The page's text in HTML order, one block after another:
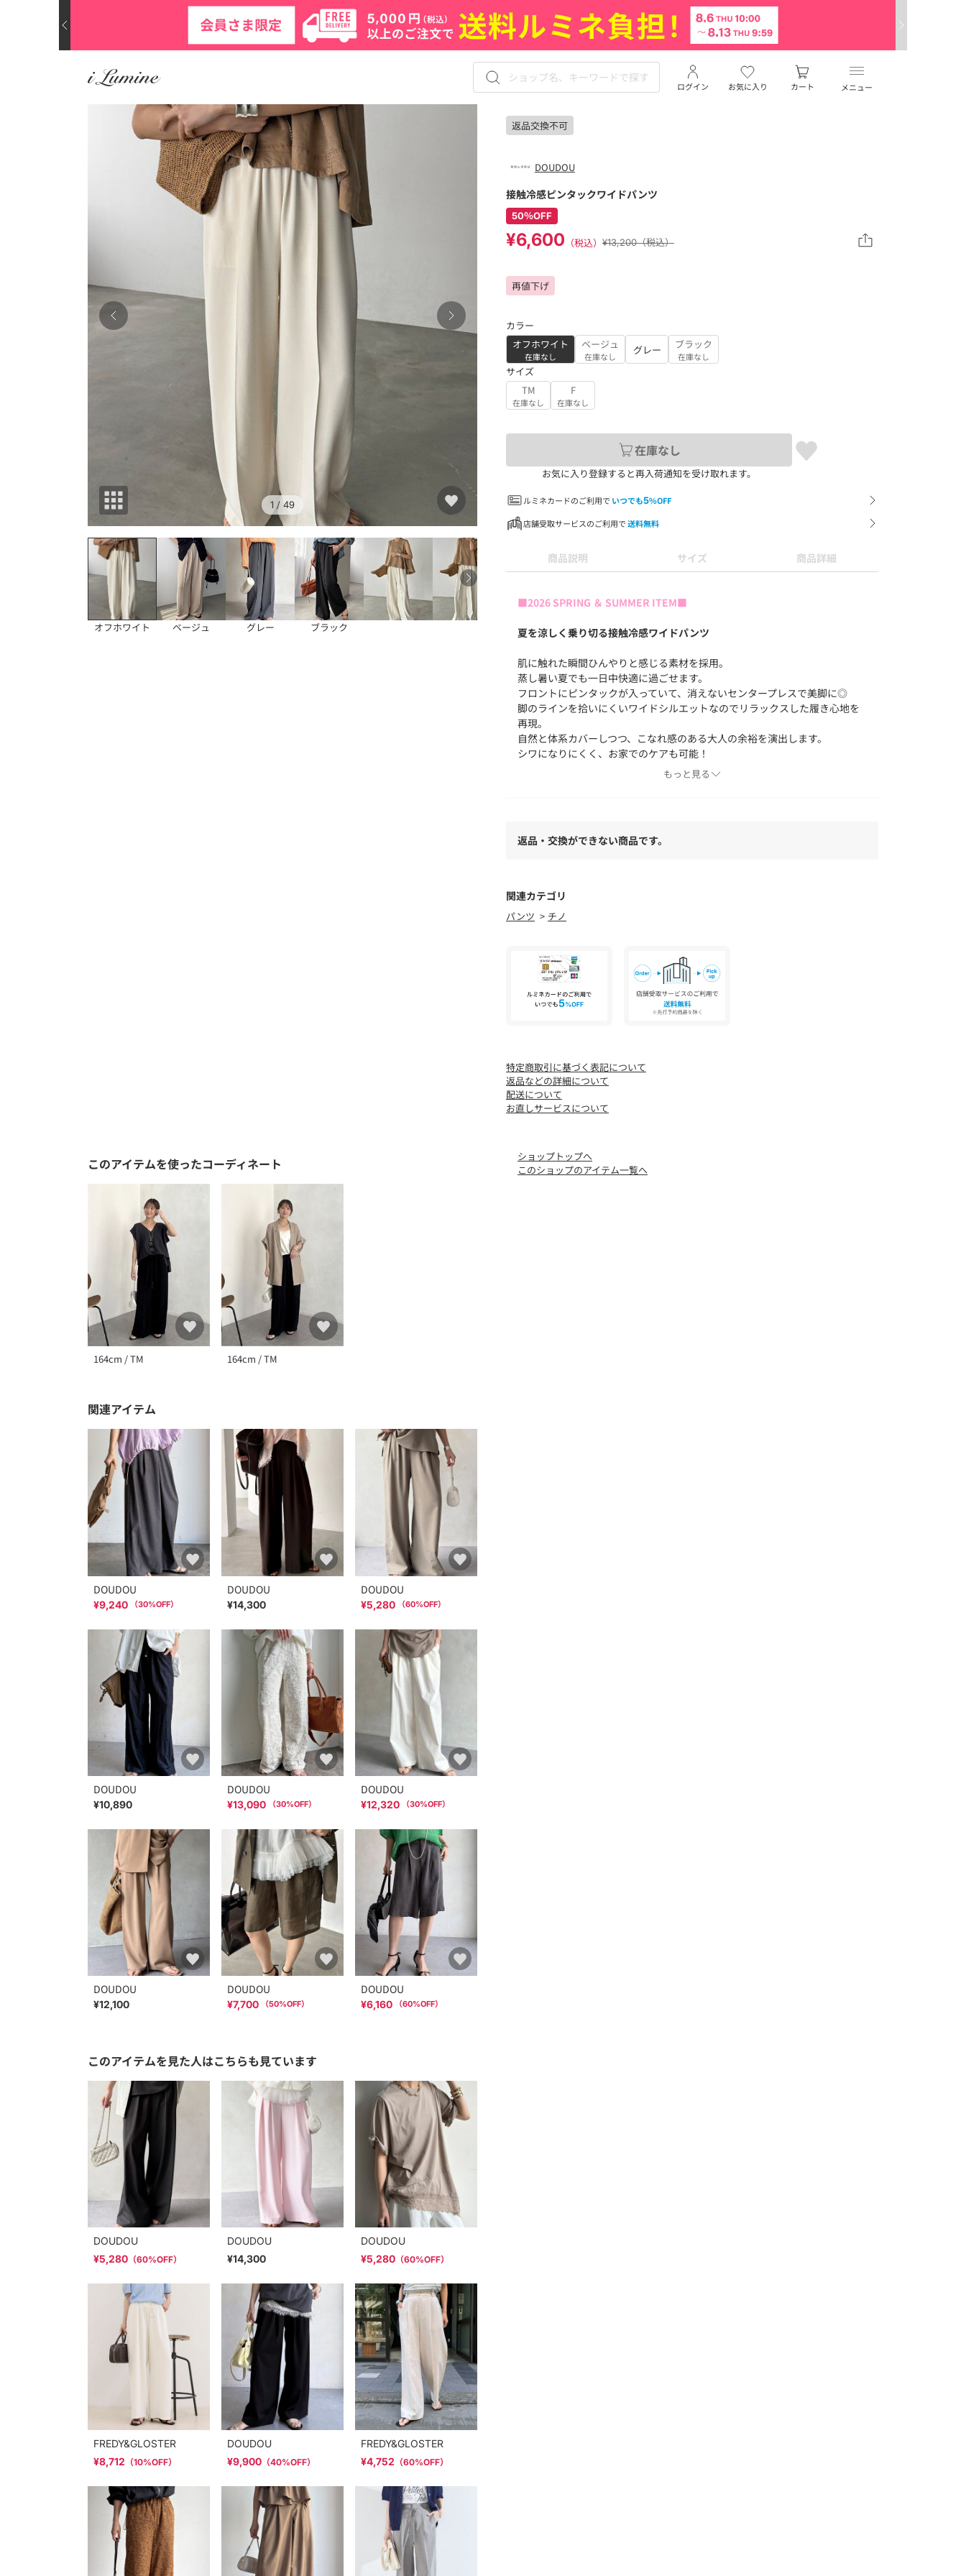
メニュー
お気に入り
ログイン カート
返品交換不可
1 / 49
オフホワイト ベージュ グレー ブラック
DOUDOU
接触冷感ピンタックワイドパンツ
50％OFF
¥6,600 （税込） ¥13,200（税込）
再値下げ
カラー
オフホワイト
在庫なし
ベージュ
在庫なし グレー ブラック
在庫なし
サイズ
TM
在庫なし
F
在庫なし
在庫なし
お気に入り登録すると再入荷通知を受け取れます。
ルミネカードのご利用で いつでも5%OFF
店舗受取サービスのご利用で送料無料
商品説明 サイズ 商品詳細
■2026 SPRING ＆ SUMMER ITEM■
夏を涼しく乗り切る接触冷感ワイドパンツ
肌に触れた瞬間ひんやりと感じる素材を採用。
蒸し暑い夏でも一日中快適に過ごせます。
フロントにピンタックが入っていて、消えないセンタープレスで美脚に◎
脚のラインを拾いにくいワイドシルエットなのでリラックスした履き心地を
再現。
自然と体系カバーしつつ、こなれ感のある大人の余裕を演出します。
シワになりにくく、お家でのケアも可能！
着回し力抜群で一枚持っているとこの夏大活躍間違いなしです！
・フロントピンタックが美脚効果
--------------------------------
洗濯表示：手洗い可能
透け感：なし
光沢感：なし
--------------------------------
お気に入りアイテムのお値下げ・再入荷・在庫ラスト1点など通知を受けるこ
とができます。
〈 ブランドのお気に入り登録 〉
--------------------------------------
もっと見る
返品・交換ができない商品です。
関連カテゴリ
パンツ チノ
特定商取引に基づく表記について
返品などの詳細について
配送について
お直しサービスについて
このアイテムを使ったコーディネート
164cm / TM 164cm / TM
関連アイテム
DOUDOU
¥9,240 （30%OFF）
DOUDOU
¥14,300
DOUDOU
¥5,280 （60%OFF）
DOUDOU
¥10,890
DOUDOU
¥13,090 （30%OFF）
DOUDOU
¥12,320 （30%OFF）
DOUDOU
¥12,100
DOUDOU
¥7,700 （50%OFF）
DOUDOU
¥6,160 （60%OFF）
ショップトップへ
このショップのアイテム一覧へ